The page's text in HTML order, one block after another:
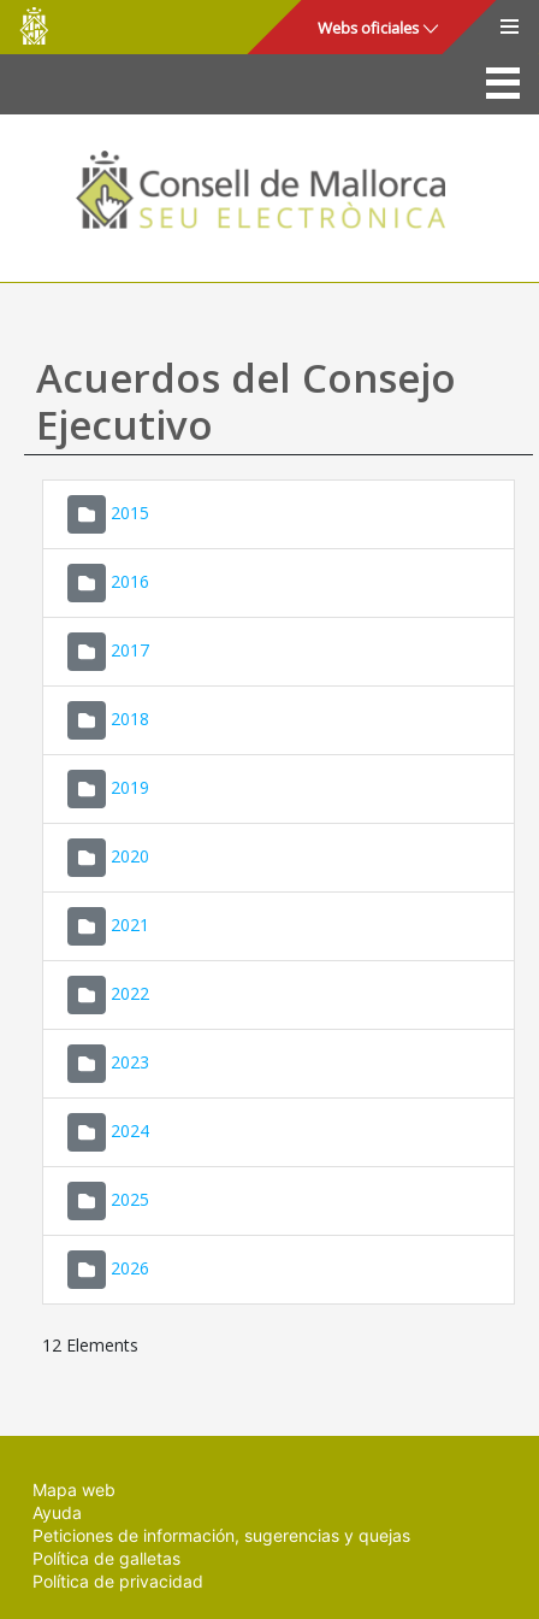
Saltar al contenido principal
Consell
de
Mallorca
Webs oficiales
La Sede
Consejo de Mallorca
Acceso y seguridad
Utilidades
Mapa web
Ayuda
Acuerdos del Consejo
Ejecutivo
2015
2016
2017
2018
2019
2020
2021
2022
2023
2024
2025
2026
12 Elements
Mapa web
Ayuda
Peticiones de información, sugerencias y quejas
Política de galletas
Política de privacidad